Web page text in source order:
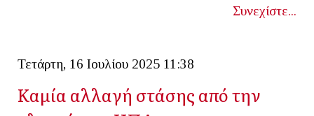
Συνεχίστε...
Τετάρτη, 16 Ιουλίου 2025 11:38
Καμία αλλαγή στάσης από την